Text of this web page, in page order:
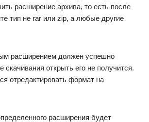
расширение архива, то есть после
тип не rar или zip, а любые другие
расширением должен успешно
скачивания открыть его не получится.
отредактировать формат на
расширения будет